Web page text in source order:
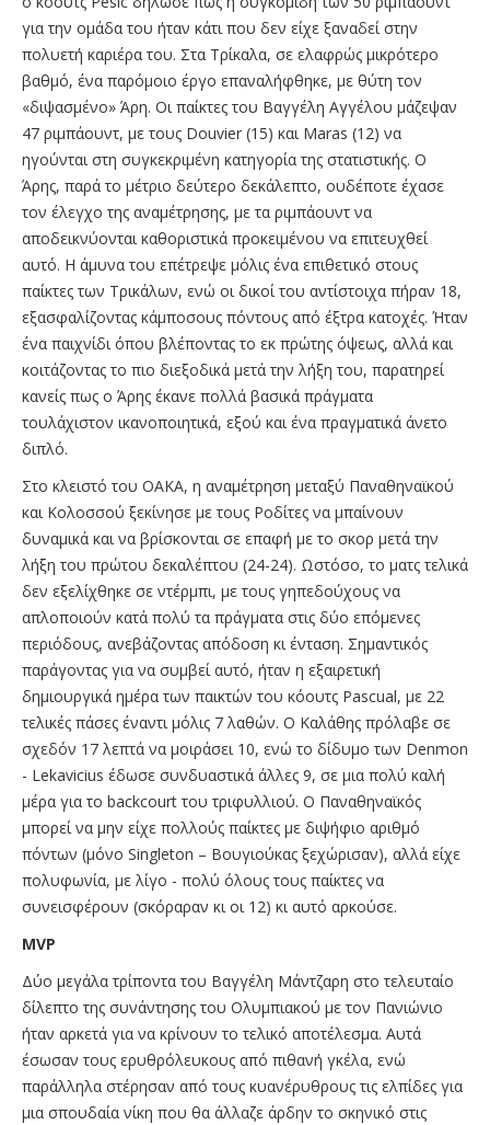
για την ομάδα του ήταν κάτι που δεν είχε ξαναδεί στην
πολυετή καριέρα του. Στα Τρίκαλα, σε ελαφρώς μικρότερο
βαθμό, ένα παρόμοιο έργο επαναλήφθηκε, με θύτη τον
«διψασμένο» Άρη. Οι παίκτες του Βαγγέλη Αγγέλου μάζεψαν
47 ριμπάουντ, με τους Douvier (15) και Maras (12) να
ηγούνται στη συγκεκριμένη κατηγορία της στατιστικής. Ο
Άρης, παρά το μέτριο δεύτερο δεκάλεπτο, ουδέποτε έχασε
τον έλεγχο της αναμέτρησης, με τα ριμπάουντ να
αποδεικνύονται καθοριστικά προκειμένου να επιτευχθεί
αυτό. Η άμυνα του επέτρεψε μόλις ένα επιθετικό στους
παίκτες των Τρικάλων, ενώ οι δικοί του αντίστοιχα πήραν 18,
εξασφαλίζοντας κάμποσους πόντους από έξτρα κατοχές. Ήταν
ένα παιχνίδι όπου βλέποντας το εκ πρώτης όψεως, αλλά και
κοιτάζοντας το πιο διεξοδικά μετά την λήξη του, παρατηρεί
κανείς πως ο Άρης έκανε πολλά βασικά πράγματα
τουλάχιστον ικανοποιητικά, εξού και ένα πραγματικά άνετο
διπλό.
Στο κλειστό του ΟΑΚΑ, η αναμέτρηση μεταξύ Παναθηναϊκού
και Κολοσσού ξεκίνησε με τους Ροδίτες να μπαίνουν
δυναμικά και να βρίσκονται σε επαφή με το σκορ μετά την
λήξη του πρώτου δεκαλέπτου (24-24). Ωστόσο, το ματς τελικά
δεν εξελίχθηκε σε ντέρμπι, με τους γηπεδούχους να
απλοποιούν κατά πολύ τα πράγματα στις δύο επόμενες
περιόδους, ανεβάζοντας απόδοση κι ένταση. Σημαντικός
παράγοντας για να συμβεί αυτό, ήταν η εξαιρετική
δημιουργικά ημέρα των παικτών του κόουτς Pascual, με 22
τελικές πάσες έναντι μόλις 7 λαθών. Ο Καλάθης πρόλαβε σε
σχεδόν 17 λεπτά να μοιράσει 10, ενώ το δίδυμο των Denmon
- Lekavicius έδωσε συνδυαστικά άλλες 9, σε μια πολύ καλή
μέρα για το backcourt του τριφυλλιού. Ο Παναθηναϊκός
μπορεί να μην είχε πολλούς παίκτες με διψήφιο αριθμό
πόντων (μόνο Singleton – Βουγιούκας ξεχώρισαν), αλλά είχε
πολυφωνία, με λίγο - πολύ όλους τους παίκτες να
συνεισφέρουν (σκόραραν κι οι 12) κι αυτό αρκούσε.
MVP
Δύο μεγάλα τρίποντα του Βαγγέλη Μάντζαρη στο τελευταίο
δίλεπτο της συνάντησης του Ολυμπιακού με τον Πανιώνιο
ήταν αρκετά για να κρίνουν το τελικό αποτέλεσμα. Αυτά
έσωσαν τους ερυθρόλευκους από πιθανή γκέλα, ενώ
παράλληλα στέρησαν από τους κυανέρυθρους τις ελπίδες για
μια σπουδαία νίκη που θα άλλαζε άρδην το σκηνικό στις